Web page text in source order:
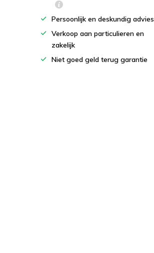
Persoonlijk en deskundig advies
Verkoop aan particulieren en
zakelijk
Niet goed geld terug garantie